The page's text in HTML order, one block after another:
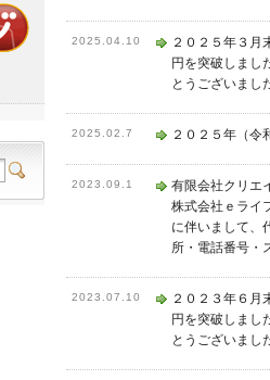
2025.04.10
２０２５年３月
円を突破しまし
とうございまし
2025.02.7 ２０２５年（令
2023.09.1
有限会社クリエ
株式会社ｅライ
に伴いまして、
所・電話番号・
2023.07.10
２０２３年６月
円を突破しまし
とうございまし